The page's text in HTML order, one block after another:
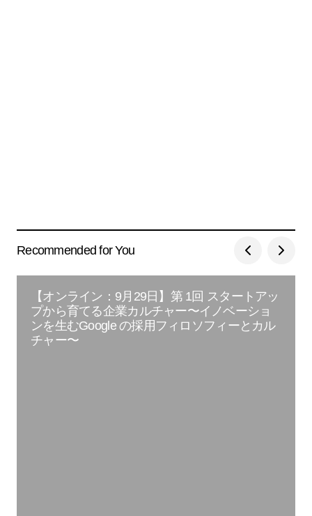
Recommended for You
【オンライン：9月29日】第 1回 スタートアッ
プから育てる企業カルチャー〜イノベーショ
ンを生むGoogle の採用フィロソフィーとカル
チャー〜